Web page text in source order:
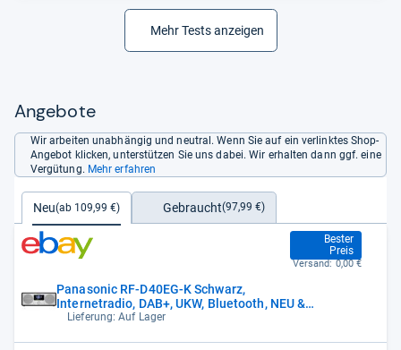
Mehr Tests anzeigen
Angebote
Wir arbeiten unabhängig und neutral. Wenn Sie auf ein verlinktes Shop-
Angebot klicken, unterstützen Sie uns dabei. Wir erhalten dann ggf. eine
Vergütung. Mehr erfahren
Neu(ab 109,99 €) Gebraucht(97,99 €)
Panasonic RF-D40EG-K Schwarz,
Internetradio, DAB+, UKW, Bluetooth, NEU &
OVP
Lieferung: Auf Lager
Bester
Preis
109,99 €
Versand: 0,00 €